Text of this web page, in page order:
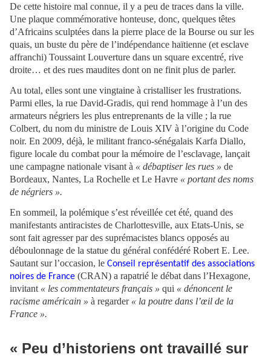
De cette histoire mal connue, il y a peu de traces dans la ville.
Une plaque commémorative honteuse, donc, quelques têtes
d’Africains sculptées dans la pierre place de la Bourse ou sur les
quais, un buste du père de l’indépendance haïtienne (et esclave
affranchi) Toussaint Louverture dans un square excentré, rive
droite… et des rues maudites dont on ne finit plus de parler.
Au total, elles sont une vingtaine à cristalliser les frustrations.
Parmi elles, la rue David-Gradis, qui rend hommage à l’un des
armateurs négriers les plus entreprenants de la ville ; la rue
Colbert, du nom du ministre de Louis XIV à l’origine du Code
noir. En 2009, déjà, le militant franco-sénégalais Karfa Diallo,
figure locale du combat pour la mémoire de l’esclavage, lançait
une campagne nationale visant à « débaptiser les rues » de
Bordeaux, Nantes, La Rochelle et Le Havre « portant des noms
de négriers ».
En sommeil, la polémique s’est réveillée cet été, quand des
manifestants antiracistes de Charlottesville, aux Etats-Unis, se
sont fait agresser par des suprémacistes blancs opposés au
déboulonnage de la statue du général confédéré Robert E. Lee.
Sautant sur l’occasion, le Conseil représentatif des associations
noires de France (CRAN) a rapatrié le débat dans l’Hexagone,
invitant « les commentateurs français » qui « dénoncent le
racisme américain » à regarder « la poutre dans l’œil de la
France ».
« Peu d’historiens ont travaillé sur